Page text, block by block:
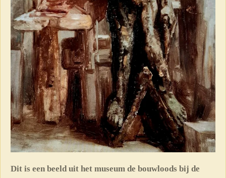
Dit is een beeld uit het museum de bouwloods bij de